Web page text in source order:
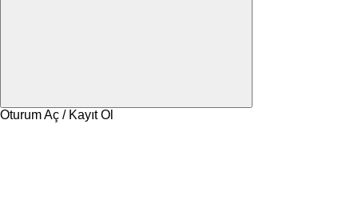
Oturum Aç / Kayıt Ol